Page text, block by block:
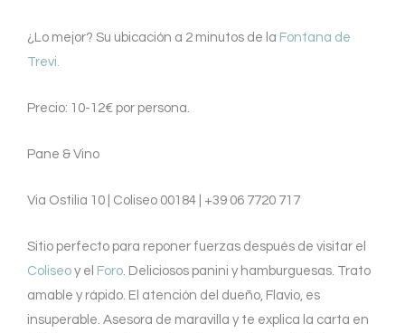
¿Lo mejor? Su ubicación a 2 minutos de la Fontana de
Trevi.
Precio: 10-12€ por persona.
Pane & Vino
Via Ostilia 10 | Coliseo 00184 | +39 06 7720 717
Sitio perfecto para reponer fuerzas después de visitar el
Coliseo y el Foro. Deliciosos panini y hamburguesas. Trato
amable y rápido. El atención del dueño, Flavio, es
insuperable. Asesora de maravilla y te explica la carta en